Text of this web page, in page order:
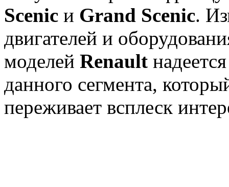
Scenic и Grand Scenic.
двигателей и
моделей Renault
данного сегмента,
переживает всплеск